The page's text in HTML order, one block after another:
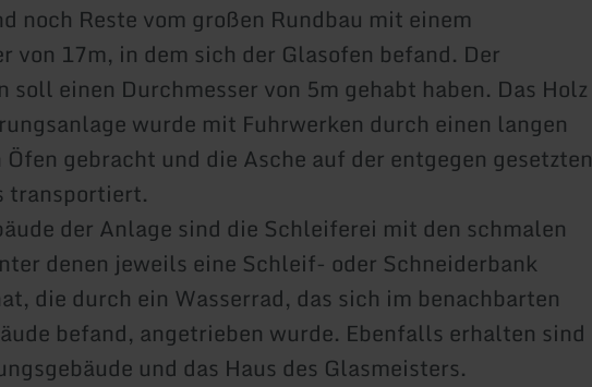
noch Reste vom großen Rundbau mit einem
von 17m, in dem sich der Glasofen befand. Der
soll einen Durchmesser von 5m gehabt haben. Das Holz
wurde mit Fuhrwerken durch einen langen
Öfen gebracht und die Asche auf der entgegen gesetzten
transportiert.
der Anlage sind die Schleiferei mit den schmalen
denen jeweils eine Schleif- oder Schneiderbank
die durch ein Wasserrad, das sich im benachbarten
befand, angetrieben wurde. Ebenfalls erhalten sind
und das Haus des Glasmeisters.